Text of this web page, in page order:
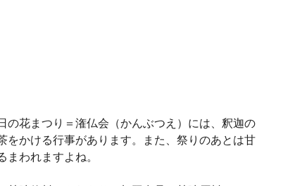
の花まつり＝潅仏会（かんぶつえ）には、釈迦の
をかける行事があります。また、祭りのあとは甘
まわれますよね。